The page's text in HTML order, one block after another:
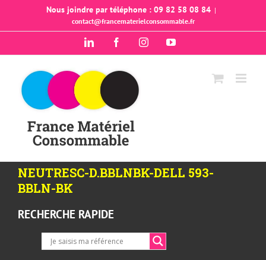
Nous joindre par téléphone : 09 82 58 08 84 |
contact@francematerielconsommable.fr
LinkedIn FacebookInstagramYouTube
NEUTRESC-D.BBLNBK-DELL 593-
BBLN-BK
RECHERCHE RAPIDE